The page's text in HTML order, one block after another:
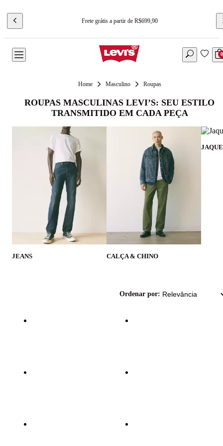
Frete grátis a partir de R$699,90
0
Masculino Roupas
ROUPAS MASCULINAS LEVI’S: SEU ESTILO
TRANSMITIDO EM CADA PEÇA
JEANS CALÇA & CHINO
Ordenar por: